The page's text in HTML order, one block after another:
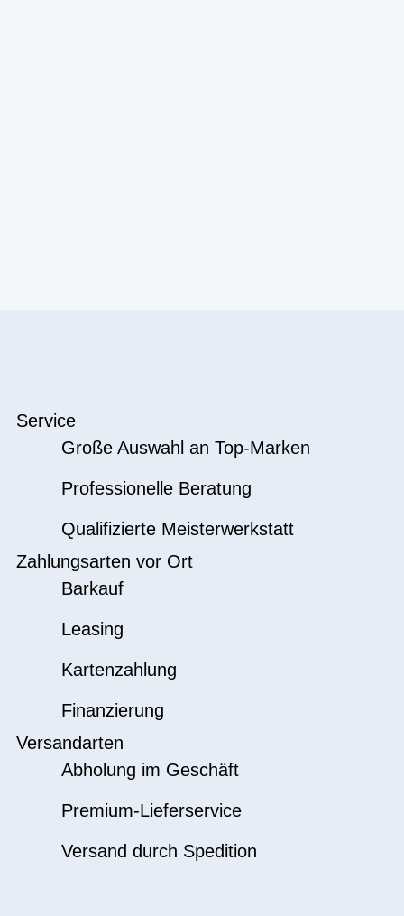
Service
Große Auswahl an Top-Marken
Professionelle Beratung
Qualifizierte Meisterwerkstatt
Zahlungsarten vor Ort
Barkauf
Leasing
Kartenzahlung
Finanzierung
Versandarten
Abholung im Geschäft
Premium-Lieferservice
Versand durch Spedition